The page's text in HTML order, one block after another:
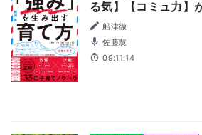
る気】【コミュ力】
船津徹
佐藤慧
09:11:14